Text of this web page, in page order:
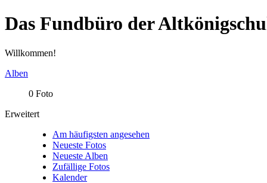
Das Fundbüro der
Willkommen!
Alben
0 Foto
Erweitert
Am häufigsten angesehen
Neueste Fotos
Neueste Alben
Zufällige Fotos
Kalender